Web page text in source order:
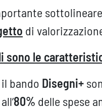
di
sono le
bando Disegni+
80% delle spese